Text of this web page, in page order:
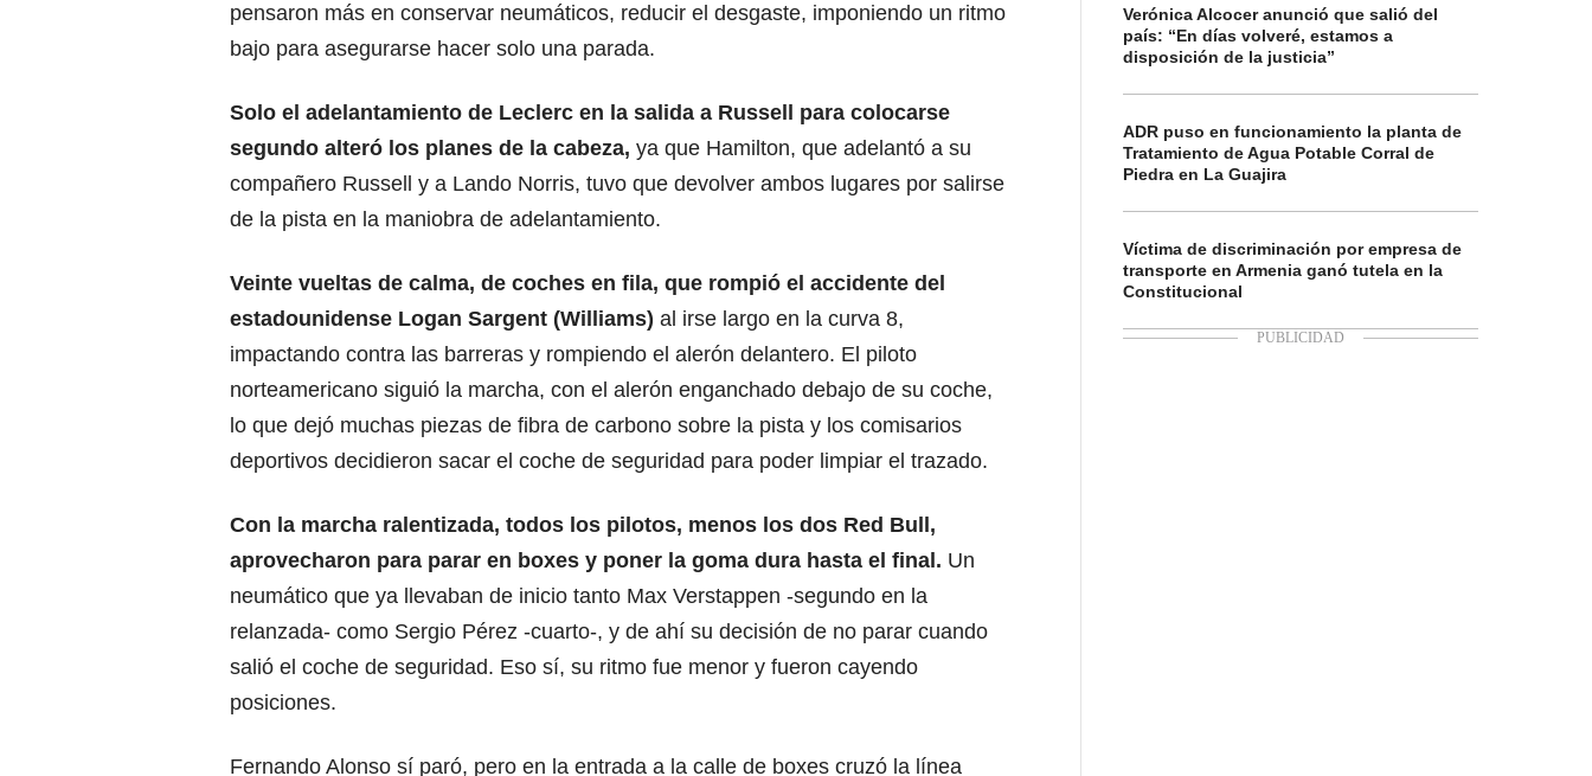
pensaron más en conservar neumáticos, reducir el desgaste, imponiendo un ritmo
bajo para asegurarse hacer solo una parada.
Solo el adelantamiento de Leclerc en la salida a Russell para colocarse
segundo alteró los planes de la cabeza, ya que Hamilton, que adelantó a su
compañero Russell y a Lando Norris, tuvo que devolver ambos lugares por salirse
de la pista en la maniobra de adelantamiento.
Veinte vueltas de calma, de coches en fila, que rompió el accidente del
estadounidense Logan Sargent (Williams) al irse largo en la curva 8,
impactando contra las barreras y rompiendo el alerón delantero. El piloto
norteamericano siguió la marcha, con el alerón enganchado debajo de su coche,
lo que dejó muchas piezas de fibra de carbono sobre la pista y los comisarios
deportivos decidieron sacar el coche de seguridad para poder limpiar el trazado.
Con la marcha ralentizada, todos los pilotos, menos los dos Red Bull,
aprovecharon para parar en boxes y poner la goma dura hasta el final. Un
neumático que ya llevaban de inicio tanto Max Verstappen -segundo en la
relanzada- como Sergio Pérez -cuarto-, y de ahí su decisión de no parar cuando
salió el coche de seguridad. Eso sí, su ritmo fue menor y fueron cayendo
posiciones.
Fernando Alonso sí paró, pero en la entrada a la calle de boxes cruzó la línea
Verónica Alcocer anunció que salió del
país: “En días volveré, estamos a
disposición de la justicia”
ADR puso en funcionamiento la planta de
Tratamiento de Agua Potable Corral de
Piedra en La Guajira
Víctima de discriminación por empresa de
transporte en Armenia ganó tutela en la
Constitucional